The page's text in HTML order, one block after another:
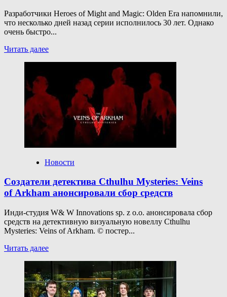
Разработчики Heroes of Might and Magic: Olden Era напомнили,
что несколько дней назад серии исполнилось 30 лет. Однако
очень быстро...
Читать далееПрочитать
возвращение
«Героев»
добавили
в список
желаемого
свыше
750
тысяч
пользователей
Steam
Новости
Создатели детектива Cthulhu Mysteries: Veins
of Arkham анонсировали сбор средств
Инди-студия W& W Innovations sp. z o.o. анонсировала сбор
средств на детективную визуальную новеллу Cthulhu
Mysteries: Veins of Arkham. © постер...
Читать далееПрочитать
Создатели
детектива
Cthulhu